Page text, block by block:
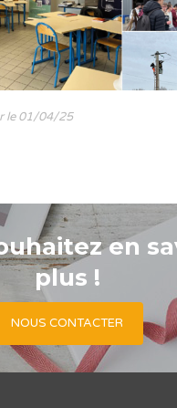
le 01/04/25
en
plus !
NOUS CONTACTER